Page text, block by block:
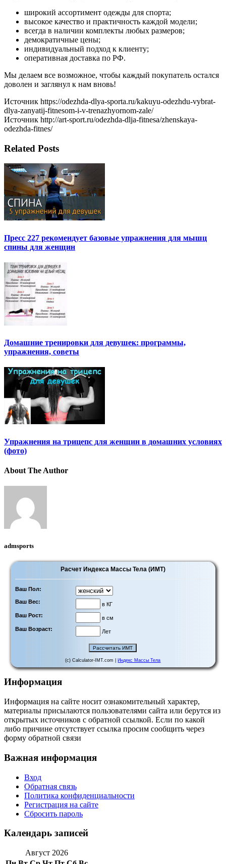
широкий ассортимент одежды для спорта;
высокое качество и практичность каждой модели;
всегда в наличии комплекты любых размеров;
демократичные цены;
индивидуальный подход к клиенту;
оперативная доставка по РФ.
Мы делаем все возможное, чтобы каждый покупатель остался
доволен и заглянул к нам вновь!
Источник https://odezhda-dlya-sporta.ru/kakuyu-odezhdu-vybrat-
dlya-zanyatij-fitnesom-i-v-trenazhyornom-zale/
Источник http://art-sport.ru/odezhda-dlja-fitnesa/zhenskaya-
odezhda-fitnes/
Related Posts
Пресс 227 рекомендует базовые упражнения для мышц
спины для женщин
Домашние тренировки для девушек: программы,
упражнения, советы
Упражнения на трицепс для женщин в домашних условиях
(фото)
About The Author
admsports
Расчет Индекса Массы Тела (ИМТ)
Ваш Пол:
Ваш Вес:
в КГ
Ваш Рост:
в см
Ваш Возраст:
Лет
(c) Calculator-IMT.com | Индекс Массы Тела
Информация
Информация на сайте носит ознакомительный характер,
материалы присылаются пользователями сайта или берутся из
открытых источников с обратной ссылкой. Если по какой
либо причине отсутствует ссылка просим сообщить через
форму обратной связи
Важная информация
Вход
Обратная связь
Политика конфиденциальности
Регистрация на сайте
Сбросить пароль
Календарь записей
Август 2026